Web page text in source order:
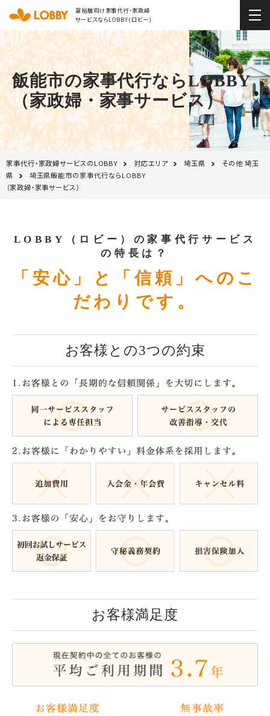
富裕層向け家事代行・家政婦
サービスならLOBBY(ロビー)
飯能市の家事代行ならLOBBY
（家政婦・家事サービス）
家事代行・家政婦サービスのLOBBY 対応エリア 埼玉県
その他 埼玉
県
埼玉県飯能市の家事代行ならLOBBY
（家政婦・家事サービス）
LOBBY（ロビー）の家事代行サービス
の特長は？
「安心」と「信頼」へのこ
だわりです。
お客様との3つの約束
お客様満足度